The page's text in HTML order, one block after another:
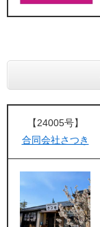
【24005号】
合同会社さつき